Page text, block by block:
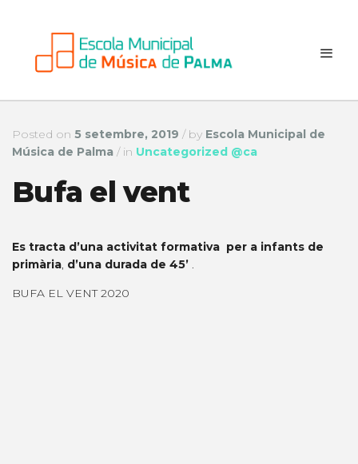
Posted on 5 setembre, 2019 /by Escola Municipal de
Música de Palma / in Uncategorized @ca
Bufa el vent
Es tracta d’una activitat formativa per a infants de
primària, d’una durada de 45’ .
BUFA EL VENT 2020